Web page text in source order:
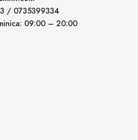
/ 0735399334
09:00 – 20:00